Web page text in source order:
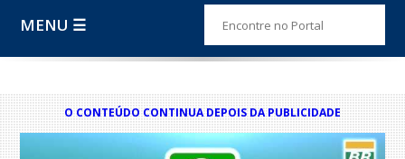
MENU ☰
O CONTEÚDO CONTINUA DEPOIS DA PUBLICIDADE